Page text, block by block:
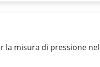
la misura di pressione